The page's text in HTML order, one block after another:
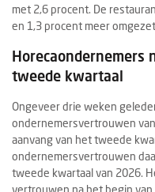
met 2,6 procent. De
en 1,3 procent meer
Horecaondernemers
tweede kwartaal
Ongeveer drie weken
ondernemersvertrouwen
aanvang van het tweede
ondernemersvertrouwen
tweede kwartaal van 2026.
vertrouwen na het begin